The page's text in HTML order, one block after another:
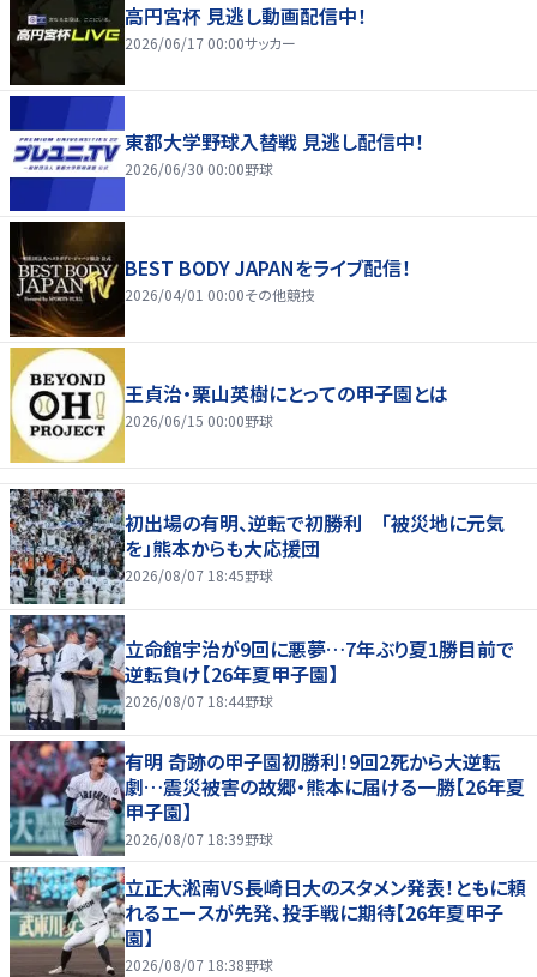
高円宮杯 見逃し動画配信中！
2026/06/17 00:00サッカー
東都大学野球入替戦 見逃し配信中！
2026/06/30 00:00野球
BEST BODY JAPANをライブ配信！
2026/04/01 00:00その他競技
王貞治・栗山英樹にとっての甲子園とは
2026/06/15 00:00野球
初出場の有明、逆転で初勝利 「被災地に元気
を」熊本からも大応援団
2026/08/07 18:45野球
立命館宇治が9回に悪夢…7年ぶり夏1勝目前で
逆転負け【26年夏甲子園】
2026/08/07 18:44野球
有明 奇跡の甲子園初勝利！9回2死から大逆転
劇…震災被害の故郷・熊本に届ける一勝【26年夏
甲子園】
2026/08/07 18:39野球
立正大淞南VS長崎日大のスタメン発表！ともに頼
れるエースが先発、投手戦に期待【26年夏甲子
園】
2026/08/07 18:38野球